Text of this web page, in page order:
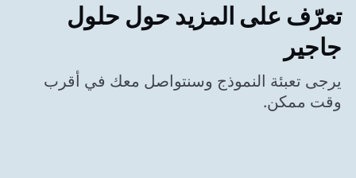
تعرّف على المزيد حول حلول
جاجير
يرجى تعبئة النموذج وسنتواصل معك في أقرب
وقت ممكن.